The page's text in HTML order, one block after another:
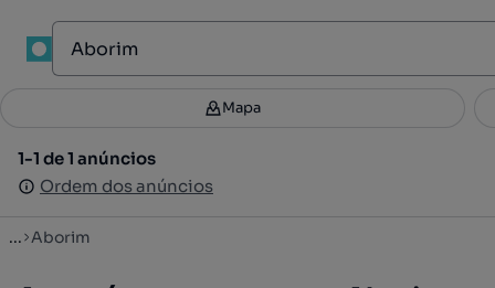
Filtros 2
1-1 de 1 anúncios
Ordem dos anúncios
Mapa
1-1 de 1 anúncios
Ordem dos anúncios
... Aborim